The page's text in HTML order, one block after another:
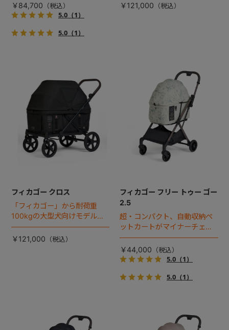
￥84,700
5.0（1）
5.0（1）
￥121,000
フィカゴー クロス
「フィカゴー」から耐荷重
100kgの大型犬向けモデルが
登場。
￥121,000
フィカゴー フリー トゥー ゴー
2.5
超・コンパクト、自動収納ペ
ットカートがマイナーチェン
ジ！
￥44,000
5.0（1）
5.0（1）